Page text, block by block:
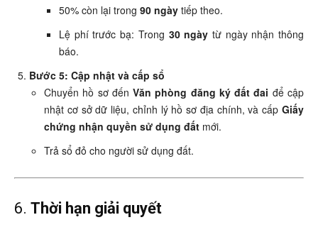
50% còn lại trong 90 ngày tiếp theo.
Lệ phí trước bạ: Trong 30 ngày từ ngày nhận thông
báo.
Bước 5: Cập nhật và cấp sổ
Chuyển hồ sơ đếnVăn phòng đăng ký đất đai để cập
nhật cơ sở dữ liệu, chỉnh lý hồ sơ địa chính, và cấp Giấy
chứng nhận quyền sử dụng đất mới.
Trả sổ đỏ cho người sử dụng đất.
6. Thời hạn giải quyết